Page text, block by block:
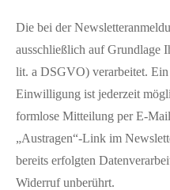
Die bei der
ausschließlich auf Grundlage
lit. a DSGVO) verarbeitet.
Einwilligung ist jederzeit
formlose Mitteilung per E-
„Austragen“-Link im
bereits erfolgten
Widerruf unberührt.